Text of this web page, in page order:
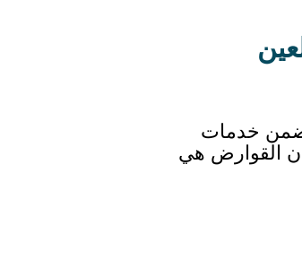
ضمن خدمات
القوارض هي